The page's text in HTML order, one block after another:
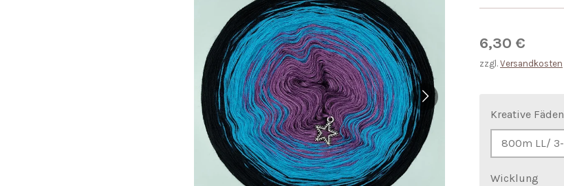
6,30 €
zzgl. Versandkosten
Kreative Fäden
Wicklung